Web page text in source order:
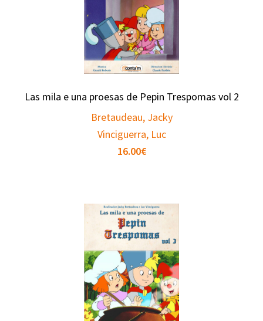
Las mila e una proesas de Pepin Trespomas vol 2
Bretaudeau, Jacky
Vinciguerra, Luc
16.00€